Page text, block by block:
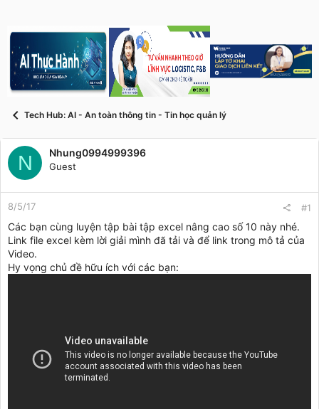
e
Tech Hub: AI - An toàn thông tin - Tin học quản lý
N Nhung0994999396
Guest
8/5/17 #1
Các bạn cùng luyện tập bài tập excel nâng cao số 10 này nhé.
Link file excel kèm lời giải mình đã tải và để link trong mô tả của
Video.
Hy vọng chủ đề hữu ích với các bạn: